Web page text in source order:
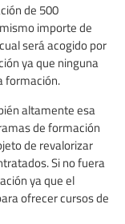
de 500
importe de
será acogido por
ya que ninguna
formación.
altamente esa
de formación
de revalorizar
Si no fuera
ya que el
ofrecer cursos de